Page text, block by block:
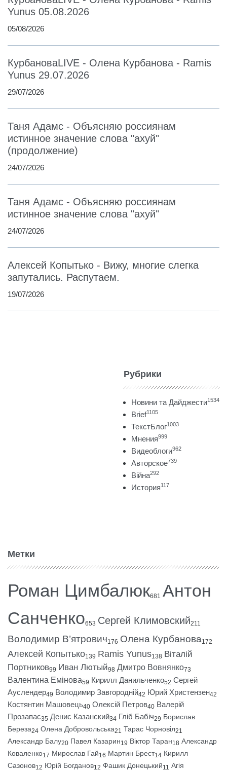
Yunus 05.08.2026
05/08/2026
КурбановаLIVE - Олена Курбанова - Ramis
Yunus 29.07.2026
29/07/2026
Таня Адамс - Объясняю россиянам
истинное значение слова "ахуй"
(продолжение)
24/07/2026
Таня Адамс - Объясняю россиянам
истинное значение слова "ахуй"
24/07/2026
Алексей Копытько - Вижу, многие слегка
запутались. Распутаем.
19/07/2026
Рубрики
Новини та Дайджести1534
Brief1105
ТекстБлог1003
Мнения999
Видеоблоги962
Авторское739
Війна292
История117
Метки
Роман Цимбалюк681 Антон
Санченко653 Сергей Климовский211
Володимир В’ятрович176 Олена Курбанова172
Алексей Копытько139 Ramis Yunus138 Віталій
Портников99 Иван Лютый98 Дмитро Вовнянко73
Валентина Емінова59 Кирилл Данильченко52 Сергей
Ауслендер49 Володимир Завгородній42 Юрий Христензен42
Костянтин Машовець40 Олексій Петров40 Валерій
Прозапас35 Денис Казанский34 Гліб Бабіч29 Борислав
Береза24 Олена Добровольська21 Тарас Чорновіл21
Александр Балу20 Павел Казарин19 Віктор Таран18 Александр
Коваленко17 Мирослав Гай16 Мартин Брест14 Кирилл
Сазонов12 Юрій Богданов12 Фашик Донецький11 Агія